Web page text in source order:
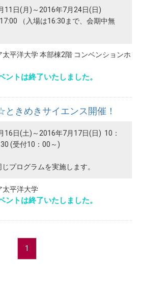
11日(月)～2016年7月24日(日)
（入場は16:30まで、会期中無
太平洋大学 本部棟2階 コンベンションホ
ントは終了いたしました。
きめきサイエンス開催！
16日(土)～2016年7月17日(日) 10：
(受付10：00～)
プログラムを実施します。
太平洋大学
ントは終了いたしました。
1